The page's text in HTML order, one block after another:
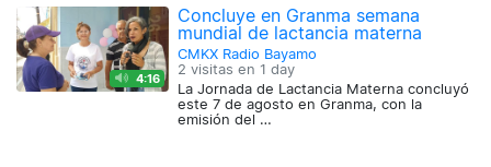
4:16
Concluye en Granma semana
mundial de lactancia materna
CMKX Radio Bayamo
2 visitas en 1 day
La Jornada de Lactancia Materna concluyó
este 7 de agosto en Granma, con la
emisión del …